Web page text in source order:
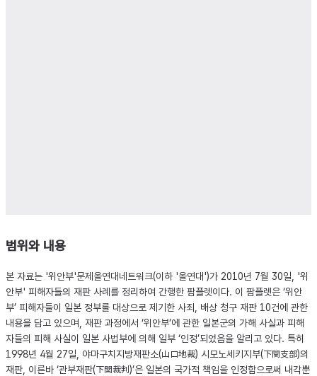
범위와 내용
본 자료는 '위안부'문제올연대네트워크(이하 '올연대')가 2010년 7월 30일, '위
안부' 피해자들의 재판 사례를 정리하여 간행한 팜플렛이다. 이 팜플렛은 ‘위안
부’ 피해자들이 일본 정부를 대상으로 제기한 사죄, 배상 청구 재판 10건에 관한
내용을 담고 있으며, 재판 과정에서 ‘위안부’에 관한 일본군의 가해 사실과 피해
자들의 피해 사실이 일본 사법부에 의해 일부 ‘인정’되었음을 알리고 있다. 특히
1998년 4월 27일, 야마구치지방재판소(山口地裁) 시모노세키지부(下関支部)의
재판, 이른바 ‘관부재판(下関裁判)’은 일본의 국가적 책임을 인정함으로써 내각뿐